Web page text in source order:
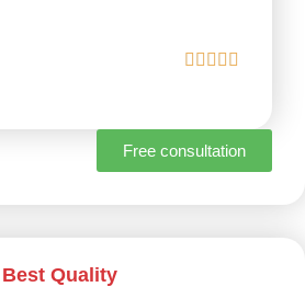
Free consultation
Best Quality